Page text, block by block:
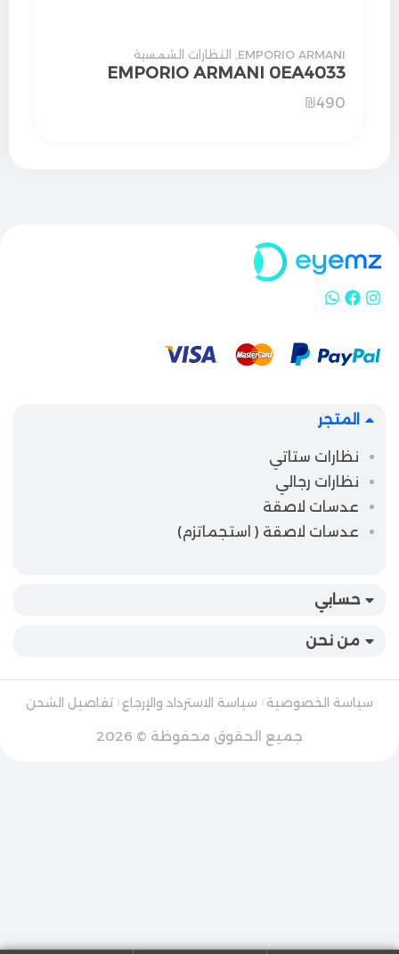
EMPORIO ARMANI النظارات الشمسية
EMPORIO ARMANI 0EA4033
₪490
المتجر
نظارات ستاتي
نظارات رجالي
عدسات لاصقة
عدسات لاصقة ( استجماتزم)
حسابي
من نحن
سياسة الخصوصية سياسة الاسترداد والإرجاع تفاصيل الشحن
جميع الحقوق محفوظة © 2026